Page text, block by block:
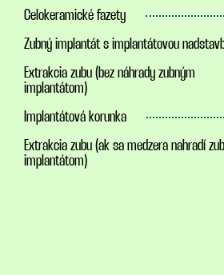
Celokeramické fazety
Zubný implantát s implantátovou
Extrakcia zubu (bez náhrady zubným
implantátom)
Implantátová korunka
Extrakcia zubu (ak sa medzera nahradí
implantátom)